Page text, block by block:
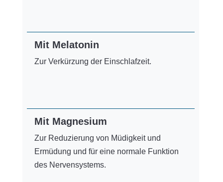
Mit Melatonin
Zur Verkürzung der Einschlafzeit.
Mit Magnesium
Zur Reduzierung von Müdigkeit und
Ermüdung und für eine normale Funktion
des Nervensystems.